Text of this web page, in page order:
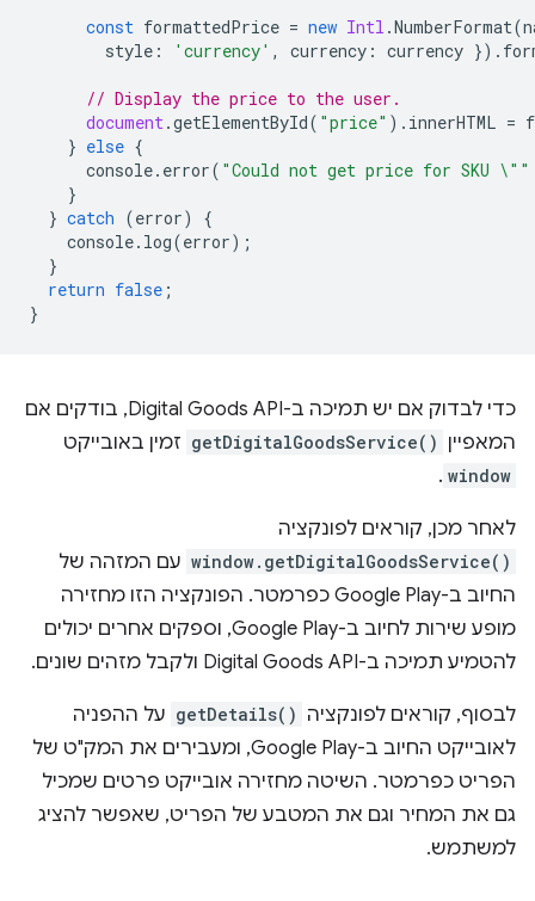
const formattedPrice = new Intl .NumberFormat(
style : 'currency' , currency : currency }).
// Display the price to the user.
document.getElementById( "price" ). innerHTML =
} else {
console. error( "Could not get price for SKU \""
}
} catch (error)
{
console. log(error);
}
return false ;
}
כדי לבדוק אם יש תמיכה ב-Digital Goods API, בודקים אם
המאפיין getDigitalGoodsService() זמין באובייקט
window
.
לאחר מכן, קוראים לפונקציה
window.getDigitalGoodsService() עם המזהה של
החיוב ב-Google Play כפרמטר. הפונקציה הזו מחזירה
מופע שירות לחיוב ב-Google Play, וספקים אחרים יכולים
להטמיע תמיכה ב-Digital Goods API ולקבל מזהים שונים.
לבסוף, קוראים לפונקציה getDetails() על ההפניה
לאובייקט החיוב ב-Google Play, ומעבירים את המק"ט של
הפריט כפרמטר. השיטה מחזירה אובייקט פרטים שמכיל
גם את המחיר וגם את המטבע של הפריט, שאפשר להציג
למשתמש.